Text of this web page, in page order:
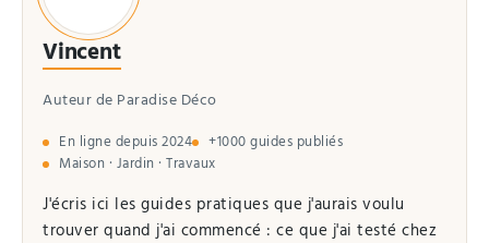
Vincent
Auteur de Paradise Déco
En ligne depuis 2024
+1000 guides publiés
Maison · Jardin · Travaux
J'écris ici les guides pratiques que j'aurais voulu
trouver quand j'ai commencé : ce que j'ai testé chez